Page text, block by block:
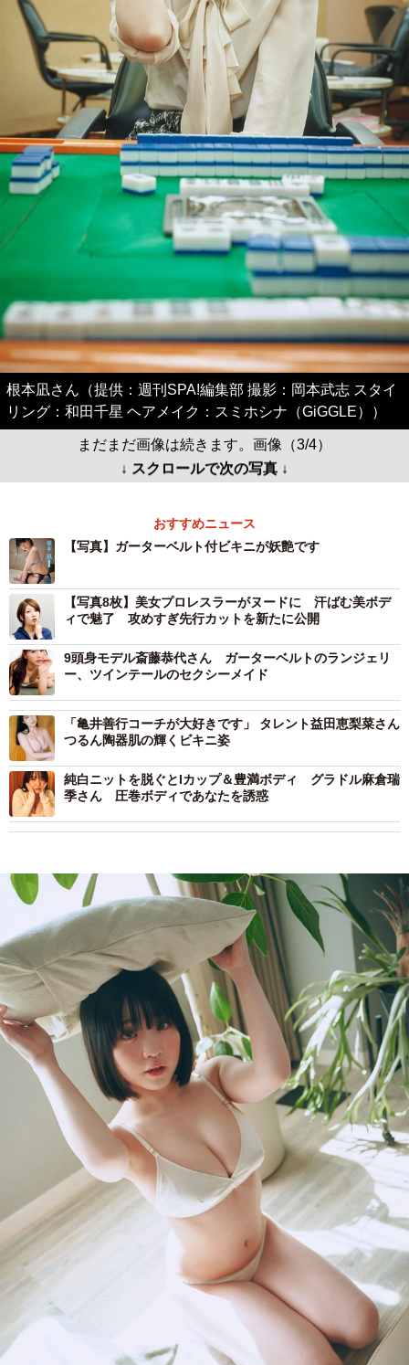
根本凪さん（提供：週刊SPA!編集部 撮影：岡本武志 スタイ
リング：和田千星 ヘアメイク：スミホシナ（GiGGLE））
まだまだ画像は続きます。画像（3/4）
↓ スクロールで次の写真 ↓
おすすめニュース
【写真】ガーターベルト付ビキニが妖艶です
【写真8枚】美女プロレスラーがヌードに 汗ばむ美ボデ
ィで魅了 攻めすぎ先行カットを新たに公開
9頭身モデル斎藤恭代さん ガーターベルトのランジェリ
ー、ツインテールのセクシーメイド
「亀井善行コーチが大好きです」 タレント益田恵梨菜さん
つるん陶器肌の輝くビキニ姿
純白ニットを脱ぐとIカップ＆豊満ボディ グラドル麻倉瑞
季さん 圧巻ボディであなたを誘惑